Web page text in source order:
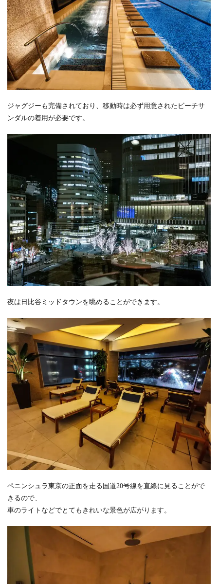
ジャグジーも完備されており、移動時は必ず用意されたビーチサ
ンダルの着用が必要です。
夜は日比谷ミッドタウンを眺めることができます。
ペニンシュラ東京の正面を走る国道20号線を直線に見ることがで
きるので、
車のライトなどでとてもきれいな景色が広がります。